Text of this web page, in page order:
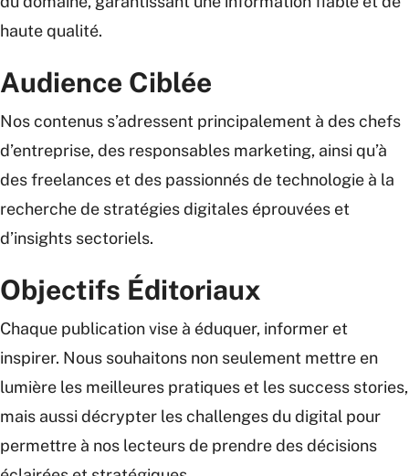
haute qualité.
Audience Ciblée
Nos contenus s’adressent principalement à des chefs
d’entreprise, des responsables marketing, ainsi qu’à
des freelances et des passionnés de technologie à la
recherche de stratégies digitales éprouvées et
d’insights sectoriels.
Objectifs Éditoriaux
Chaque publication vise à éduquer, informer et
inspirer. Nous souhaitons non seulement mettre en
lumière les meilleures pratiques et les success stories,
mais aussi décrypter les challenges du digital pour
permettre à nos lecteurs de prendre des décisions